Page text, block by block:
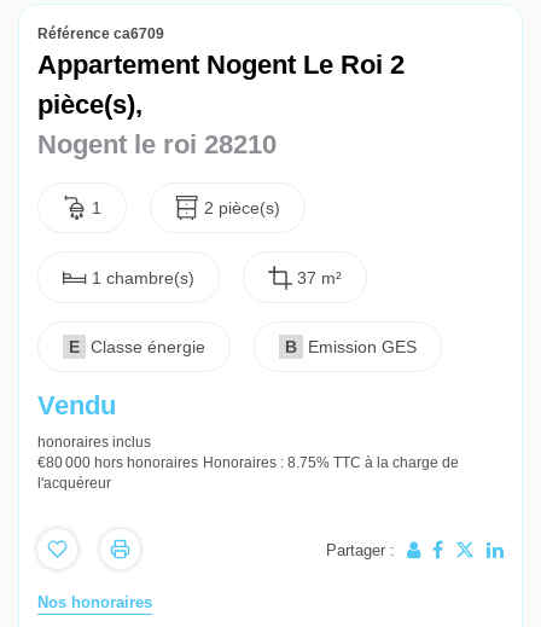
Référence ca6709
Appartement Nogent Le Roi 2
pièce(s),
Nogent le roi 28210
1 2 pièce(s)
1 chambre(s) 37 m²
E Classe énergie B Emission GES
Vendu
honoraires inclus
€80 000 hors honoraires Honoraires : 8.75% TTC à la charge de
l'acquéreur
Partager :
Nos honoraires